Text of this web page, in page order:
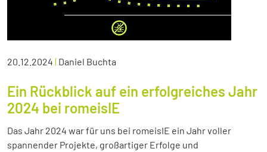
20.12.2024 | Daniel Buchta
Ein Rückblick auf ein erfolgreiches Jahr
2024 bei romeisIE
Das Jahr 2024 war für uns bei romeisIE ein Jahr voller
spannender Projekte, großartiger Erfolge und